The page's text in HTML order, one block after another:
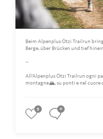
Beim Alpenplus Ötzi Trailrun
Berge, über Brücken und tief
--
All’Alpenplus Ötzi Trailrun ogni
montagne🏔️, su ponti e nel
9 0